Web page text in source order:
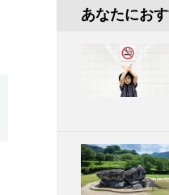
あなたにお